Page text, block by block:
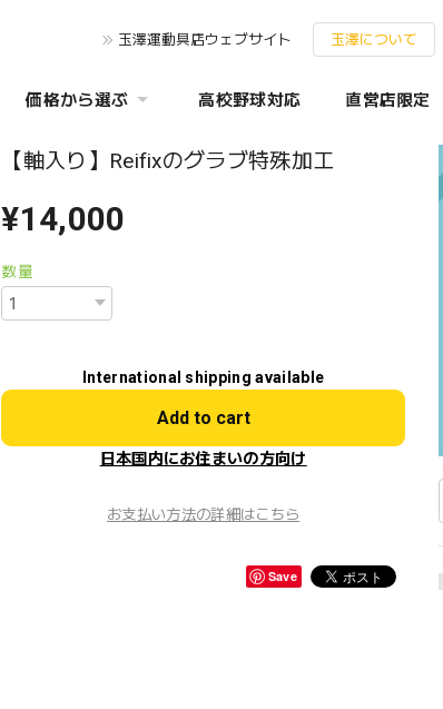
玉澤運動具店ウェブサイト 玉澤について
価格から選ぶ 高校野球対応 直営店限定
【軸入り】Reifixのグラブ特殊加工
¥14,000
数量
International shipping available
Add to cart
日本国内にお住まいの方向け
お支払い方法の詳細はこちら
Save